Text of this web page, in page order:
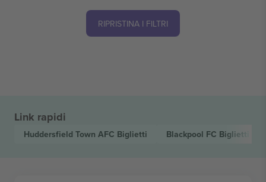
RIPRISTINA I FILTRI
Link rapidi
Huddersfield Town AFC Biglietti Blackpool FC Biglietti